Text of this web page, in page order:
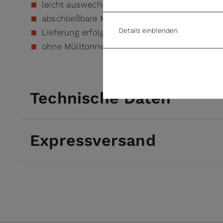
leicht auswechselbare Dichtungen
abschließbare Maschinenfach-Tür
Lieferung erfolgt fertig montiert
ohne Mülltonnen
Technische Daten
Expressversand
Details einblenden